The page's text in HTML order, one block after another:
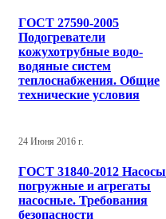
ГОСТ 27590-2005
Подогреватели
кожухотрубные водо-
водяные систем
теплоснабжения. Общие
технические условия
24 Июня 2016 г.
ГОСТ 31840-2012 Насосы
погружные и агрегаты
насосные. Требования
безопасности